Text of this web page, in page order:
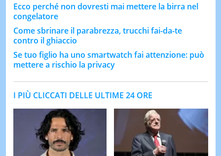
Ecco perché non dovresti mai mettere la birra nel
congelatore
Come sbrinare il parabrezza, trucchi fai-da-te
contro il ghiaccio
Se tuo figlio ha uno smartwatch fai attenzione: può
mettere a rischio la privacy
I PIÙ CLICCATI DELLE ULTIME 24 ORE